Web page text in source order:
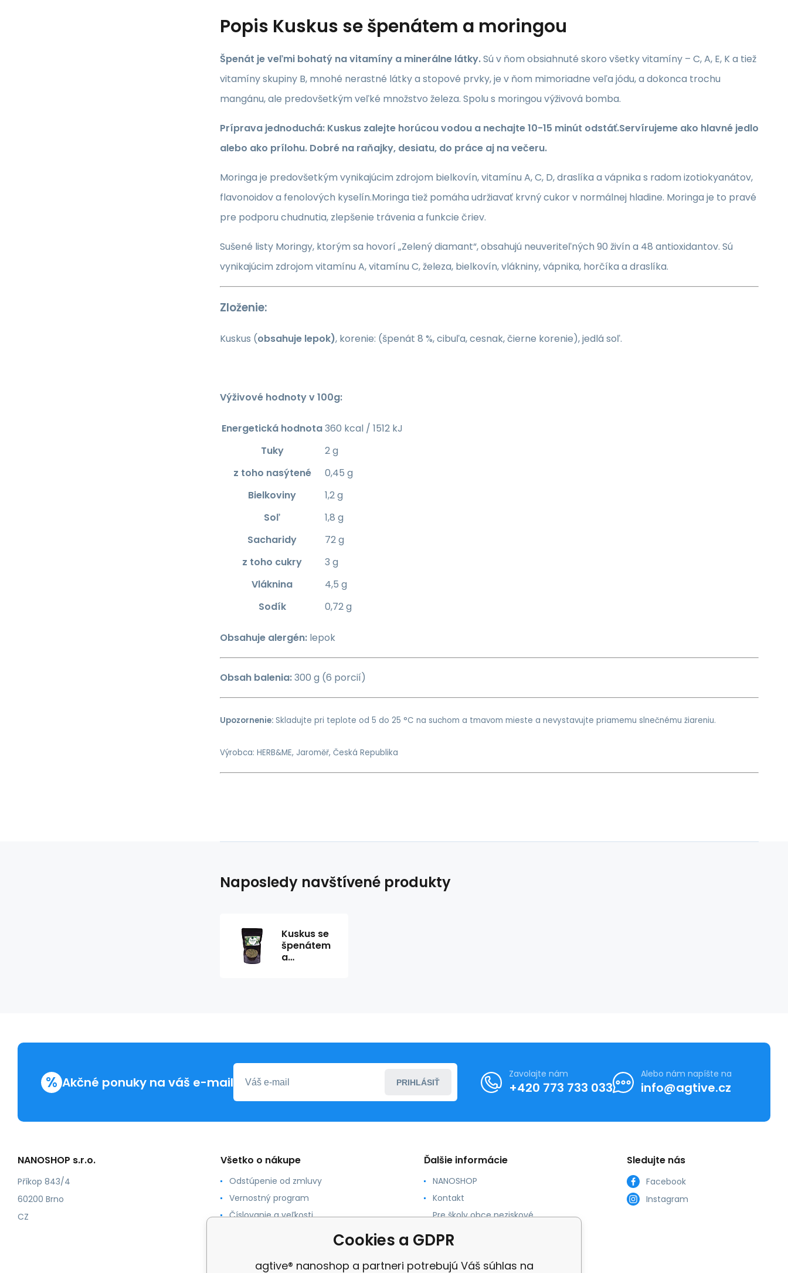
Popis Kuskus se špenátem a moringou
Špenát je veľmi bohatý na vitamíny a minerálne látky.Sú v ňom obsiahnuté skoro všetky vitamíny – C, A, E, K a tiež
vitamíny skupiny B, mnohé nerastné látky a stopové prvky, je v ňom mimoriadne veľa jódu, a dokonca trochu
mangánu, ale predovšetkým veľké množstvo železa. Spolu s moringou výživová bomba.
Príprava jednoduchá: Kuskus zalejte horúcou vodou a nechajte 10-15 minút odstáť.Servírujeme ako hlavné jedlo
alebo ako prílohu. Dobré na raňajky, desiatu, do práce aj na večeru.
Moringa je predovšetkým vynikajúcim zdrojom bielkovín, vitamínu A, C, D, draslíka a vápnika s radom izotiokyanátov,
flavonoidov a fenolových kyselín.Moringa tiež pomáha udržiavať krvný cukor v normálnej hladine. Moringa je to pravé
pre podporu chudnutia, zlepšenie trávenia a funkcie čriev.
Sušené listy Moringy, ktorým sa hovorí „Zelený diamant“, obsahujú neuveriteľných 90 živín a 48 antioxidantov. Sú
vynikajúcim zdrojom vitamínu A, vitamínu C, železa, bielkovín, vlákniny, vápnika, horčíka a draslíka.
Zloženie:
Kuskus (obsahuje lepok), korenie: (špenát 8 %, cibuľa, cesnak, čierne korenie), jedlá soľ.
Výživové hodnoty v 100g:
Energetická hodnota360 kcal / 1512 kJ
Tuky
2 g
z toho nasýtené
0,45 g
Bielkoviny
1,2 g
Soľ
1,8 g
Sacharidy
72 g
z toho cukry
3 g
Vláknina
4,5 g
Sodík
0,72 g
Obsahuje alergén: lepok
Obsah balenia:300 g (6 porcií)
Upozornenie: Skladujte pri teplote od 5 do 25 °C na suchom a tmavom mieste a nevystavujte priamemu slnečnému žiareniu.
Výrobca: HERB&ME, Jaroměř, Česká Republika
Naposledy navštívené produkty
Kuskus se
špenátem
a
% Akčné ponuky na váš e-mail PRIHLÁSIŤ
Zavolajte nám
+420 773 733 033
Alebo nám napíšte na
info@agtive.cz
NANOSHOP s.r.o.
Příkop 843/4
60200 Brno
CZ
Všetko o nákupe
Odstúpenie od zmluvy
Vernostný program
Číslovanie a veľkosti
Ďalšie informácie
NANOSHOP
Kontakt
Pre školy obce neziskové
Reklamacia
recenzia
Sledujte nás
Facebook
Instagram
Cookies a GDPR
agtive® nanoshop a partneri potrebujú Váš súhlas na